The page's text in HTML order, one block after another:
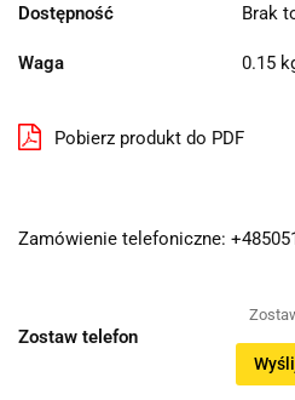
Dostępność Brak
Waga 0.15
Pobierz produkt do PDF
Zamówienie telefoniczne:
Zostaw telefon